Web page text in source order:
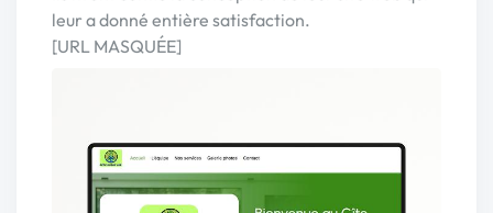
leur a donné entière satisfaction.
[URL MASQUÉE]